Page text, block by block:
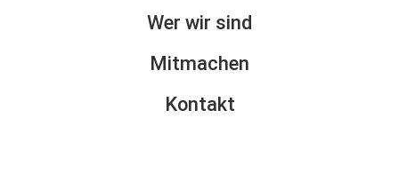
Wer wir sind
Mitmachen
Kontakt